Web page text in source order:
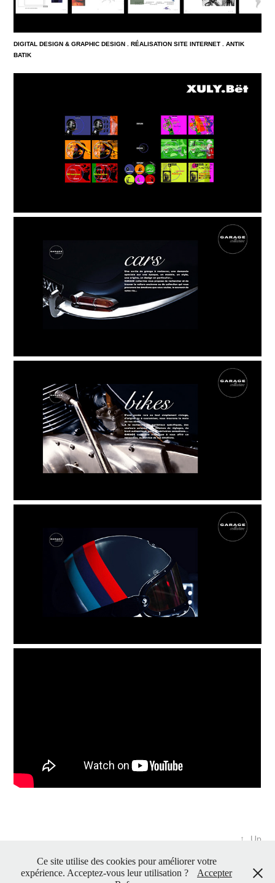
DIGITAL DESIGN & GRAPHIC DESIGN . RÉALISATION SITE INTERNET . ANTIK
BATIK
↑ Up
Ce site utilise des cookies pour améliorer votre
expérience. Acceptez-vous leur utilisation ?
Accepter